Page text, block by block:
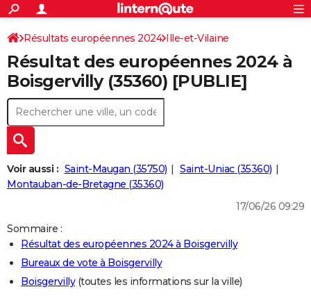
ACTUALITÉS
Politique
Société
Faits Divers
Education
Monde
Villes
+
SPORT
Coupe du monde 2026
Football
Tennis
Cyclisme
Rugby
Forum
CULTURE
Programme TV
TNT
Streaming
Cinéma
Sorties cinéma
Musique
+
FINANCE
Retraite
Impôts
Epargne
Immobilier
Risques naturels par ville
Banque
Assurance
Crédit
AUTO
Essais
Réserver un essai
Citadines
Berlines
SUV
Forum auto
+
HIGH-TECH
Mobiles
Meilleur smartphone
Internet
Ordinateurs
Jeux vidéo
Guide high-tech
+
BRICOLAGE
Guides de France
Escapades
Patrimoine
Expositions
Musées
Week-end nature
LIFESTYLE
Art de vivre
Bien-être
Loisirs
Mode
Modes de vie
S'inscrire
Connexion
Résultats européennes 2024 Ille-et-Vilaine
Résultat des européennes 2024 à
Boisgervilly (35360) [PUBLIE]
Voir aussi : Saint-Maugan (35750)
Saint-Uniac (35360)
Montauban-de-Bretagne (35360)
17/06/26 09:29
Sommaire :
Résultat des européennes 2024 à Boisgervilly
Bureaux de vote à Boisgervilly
Boisgervilly(toutes les informations sur la ville)